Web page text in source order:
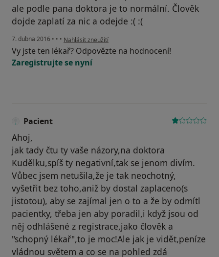
ale podle pana doktora je to normální. Člověk
dojde zaplatí za nic a odejde :( :(
7. dubna 2016 • • • podle názoru uživatele Váš účet byl odstraněn
Nahlásit zneužití
Vy jste ten lékař? Odpovězte na hodnocení!
Zaregistrujte se nyní
Pacient
Ahoj,
jak tady čtu ty vaše názory,na doktora
Kudělku,spíš ty negativní,tak se jenom divím.
Vůbec jsem netušila,že je tak neochotný,
vyšetřit bez toho,aniž by dostal zaplaceno(s
jistotou), aby se zajímal jen o to a že by odmítl
pacientky, třeba jen aby poradil,i když jsou od
něj odhlášené z registrace,jako člověk a
"schopný lékař",to je moc!Ale jak je vidět,peníze
vládnou světem a co se na pohled zdá